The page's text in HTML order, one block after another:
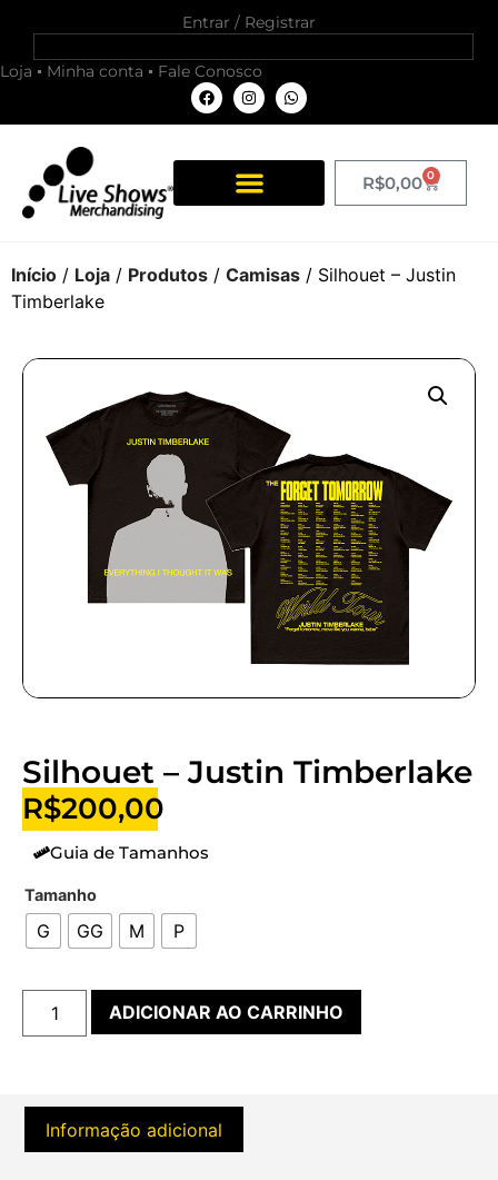
Entrar / Registrar
Loja Minha conta Fale Conosco
R$0,00 0
Início / Loja / Produtos / Camisas / Silhouet – Justin
Timberlake
Silhouet – Justin Timberlake
R$200,00
Guia de Tamanhos
Tamanho
G GG M P
ADICIONAR AO CARRINHO
Informação adicional